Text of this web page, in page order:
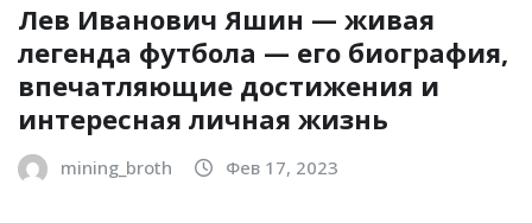
Лев Иванович Яшин — живая
легенда футбола — его биография,
впечатляющие достижения и
интересная личная жизнь
mining_broth Фев 17, 2023